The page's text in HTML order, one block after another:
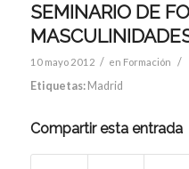
SEMINARIO DE
10 mayo 2012 / en Formación
/
Etiquetas: Madrid
Compartir esta entrada